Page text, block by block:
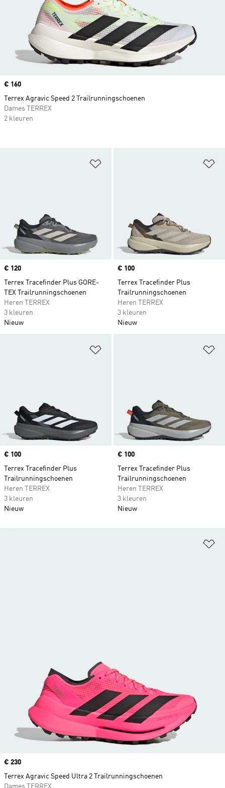
Price
€ 120
Terrex Tracefinder Plus GORE-
TEX Trailrunningschoenen
Heren TERREX
3 kleuren
Nieuw
Price
€ 100
Terrex Tracefinder Plus
Trailrunningschoenen
Heren TERREX
3 kleuren
Nieuw
Price
€ 100
Terrex Tracefinder Plus
Trailrunningschoenen
Heren TERREX
3 kleuren
Nieuw
Price
€ 100
Terrex Tracefinder Plus
Trailrunningschoenen
Heren TERREX
3 kleuren
Nieuw
Price
€ 230
Terrex Agravic Speed Ultra 2 Trailrunningschoenen
Price
€ 160
Terrex Agravic Speed 2 Trailrunningschoenen
Dames TERREX
2 kleuren